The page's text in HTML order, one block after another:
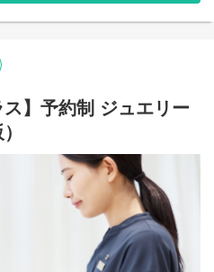
・プラス）」を運営するD2C企業
ョンジュエリーを展開していま
発、店舗運営、販売と、「生
スで担い、品質に誠実に、その
リーをお届けします。
造所を母体とするハリズリーグ
の価値を温故創新温故知新して
ウを活用し、世代や国を超え、
ンドを目指します。
ス】予約制 ジュエリー